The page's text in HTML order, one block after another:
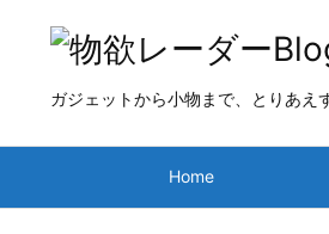
ガジェットから小物まで、とりあえ
Home